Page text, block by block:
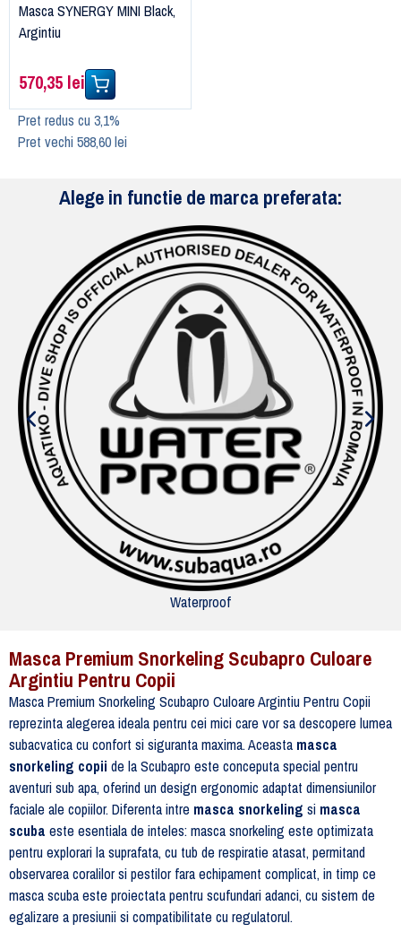
Masca SYNERGY MINI Black,
Argintiu
570,35 lei
Pret redus cu 3,1%
Pret vechi 588,60 lei
Alege in functie de marca preferata:
Waterproof
Masca Premium Snorkeling Scubapro Culoare
Argintiu Pentru Copii
Masca Premium Snorkeling Scubapro Culoare Argintiu Pentru Copii
reprezinta alegerea ideala pentru cei mici care vor sa descopere lumea
subacvatica cu confort si siguranta maxima. Aceasta masca
snorkeling copii de la Scubapro este conceputa special pentru
aventuri sub apa, oferind un design ergonomic adaptat dimensiunilor
faciale ale copiilor. Diferenta intre masca snorkeling si masca
scuba este esentiala de inteles: masca snorkeling este optimizata
pentru explorari la suprafata, cu tub de respiratie atasat, permitand
observarea coralilor si pestilor fara echipament complicat, in timp ce
masca scuba este proiectata pentru scufundari adanci, cu sistem de
egalizare a presiunii si compatibilitate cu regulatorul.